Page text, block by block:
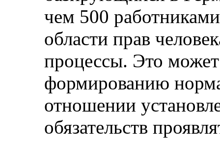
чем 500
области прав
процессы. Это
формированию
отношении
обязательств